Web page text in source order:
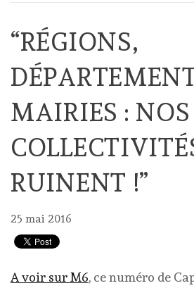
“RÉGIONS,
MAIRIES : NOS
RUINENT !”
25 mai 2016
A voir sur M6, ce numéro de